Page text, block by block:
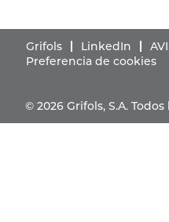
Grifols LinkedIn
Preferencia de cookies
© 2026 Grifols, S.A.